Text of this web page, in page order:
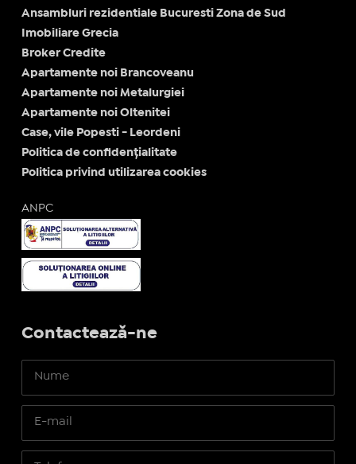
Ansambluri rezidentiale Bucuresti Zona de Sud
Imobiliare Grecia
Broker Credite
Apartamente noi Brancoveanu
Apartamente noi Metalurgiei
Apartamente noi Oltenitei
Case, vile Popesti - Leordeni
Politica de confidențialitate
Politica privind utilizarea cookies
ANPC
Contactează-ne